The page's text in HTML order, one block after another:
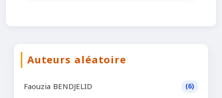
Auteurs aléatoire
Faouzia BENDJELID (6)